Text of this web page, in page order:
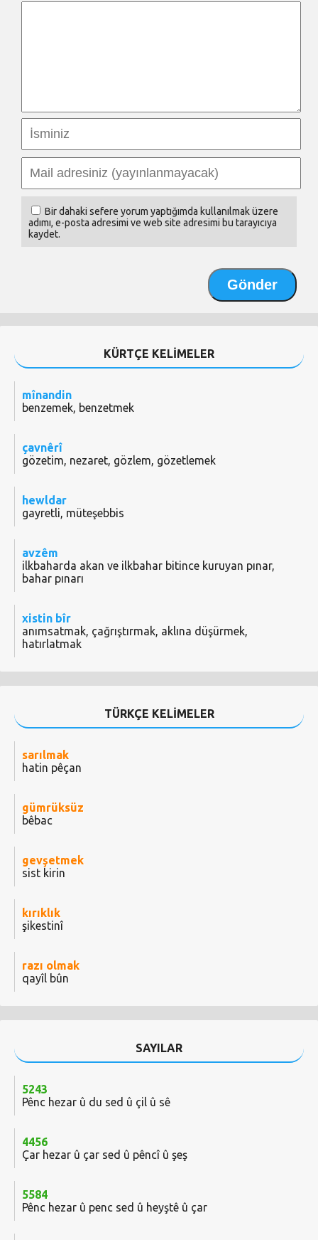
Bir dahaki sefere yorum yaptığımda kullanılmak üzere
adımı, e-posta adresimi ve web site adresimi bu tarayıcıya
kaydet.
KÜRTÇE KELİMELER
mînandin
benzemek, benzetmek
çavnêrî
gözetim, nezaret, gözlem, gözetlemek
hewldar
gayretli, müteşebbis
avzêm
ilkbaharda akan ve ilkbahar bitince kuruyan pınar,
bahar pınarı
xistin bîr
anımsatmak, çağrıştırmak, aklına düşürmek,
hatırlatmak
TÜRKÇE KELİMELER
sarılmak
hatin pêçan
gümrüksüz
bêbac
gevşetmek
sist kirin
kırıklık
şikestinî
razı olmak
qayîl bûn
SAYILAR
5243
Pênc hezar û du sed û çil û sê
4456
Çar hezar û çar sed û pêncî û şeş
5584
Pênc hezar û penc sed û heyştê û çar